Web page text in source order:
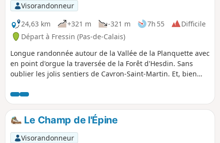
Visorandonneur
24,63 km
+321 m -321 m 7h 55
Difficile
Départ à Fressin (Pas-de-Calais)
Longue randonnée autour de la Vallée de la Planquette avec
en point d'orgue la traversée de la Forêt d'Hesdin. Sans
oublier les jolis sentiers de Cavron-Saint-Martin. Et, bien
de Fressin qui ravit plus d’un mollet. Quand je suis passé
début septembre 2023, les chemins étaient excellents mais
les premières pluies vont vite les dégrader et la balade
deviendra très difficile. L'utilisation de l'appli facilite
grandement le cheminement !
Le Champ de l'Épine
Visorandonneur